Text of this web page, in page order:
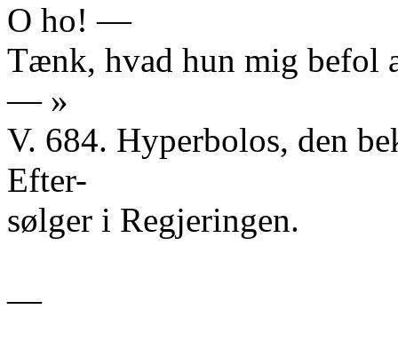
O ho! —
Tænk, hvad hun mig befol
— »
V. 684. Hyperbolos, den
Efter-
sølger i Regjeringen.
—